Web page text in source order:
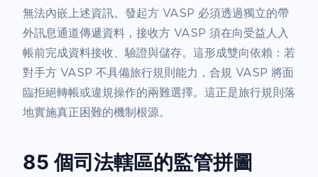
無法內嵌上述資訊。發起方 VASP 必須透過獨立的帶
外訊息通道傳遞資料，接收方 VASP 須在向受益人入
帳前完成資料接收、驗證與儲存。這形成雙向依賴：若
對手方 VASP 不具備旅行規則能力，合規 VASP 將面
臨拒絕轉帳或違規操作的兩難選擇。這正是旅行規則落
地實施真正困難的機制根源。
85 個司法轄區的監管拼圖